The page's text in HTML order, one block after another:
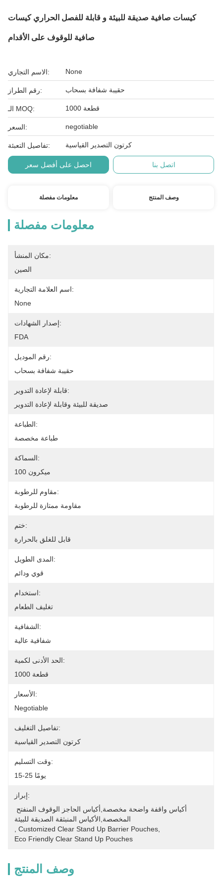
كيسات صافية صديقة للبيئة و قابلة للفصل الحراري كيسات
صافية للوقوف على الأقدام
الاسم التجاري: None
رقم الطراز: حقيبة شفافة بسحاب
الـ MOQ: 1000 قطعة
السعر: negotiable
تفاصيل التعبئة: كرتون التصدير القياسية
احصل على أفضل سعر اتصل بنا
معلومات مفصلة وصف المنتج
معلومات مفصلة
مكان المنشأ:
الصين
اسم العلامة التجارية:
None
إصدار الشهادات:
FDA
رقم الموديل:
حقيبة شفافة بسحاب
قابلة لإعادة التدوير:
صديقة للبيئة وقابلة لإعادة التدوير
الطباعة:
طباعة مخصصة
السماكة:
100 ميكرون
مقاوم للرطوبة:
مقاومة ممتازة للرطوبة
ختم:
قابل للغلق بالحرارة
المدى الطويل:
قوي ودائم
استخدام:
تغليف الطعام
الشفافية:
شفافية عالية
الحد الأدنى لكمية:
1000 قطعة
الأسعار:
Negotiable
تفاصيل التغليف:
كرتون التصدير القياسية
وقت التسليم:
15-25 يومًا
إبراز:
المخصصة,الأكياس المنبثقة الصديقة للبيئة
Customized Clear Stand Up Barrier Pouches
Eco Friendly Clear Stand Up Pouches
وصف المنتج